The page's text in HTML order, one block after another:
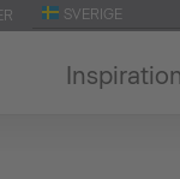
SVERIGE
Inspiration